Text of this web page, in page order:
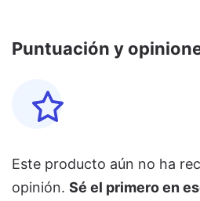
Puntuación y
Este producto aún no ha
opinión. Sé el primero en